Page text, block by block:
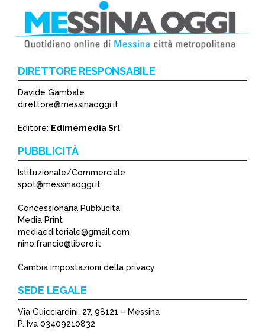
DIRETTORE RESPONSABILE
Davide Gambale
direttore@messinaoggi.it
Editore: Edimemedia Srl
PUBBLICITÀ
Istituzionale/Commerciale
spot@messinaoggi.it
Concessionaria Pubblicità
Media Print
mediaeditoriale@gmail.com
nino.francio@libero.it
Cambia impostazioni della privacy
SEDE LEGALE
Via Guicciardini, 27, 98121 – Messina
P. Iva 03409210832